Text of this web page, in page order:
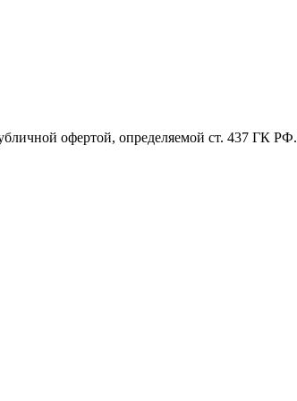
офертой, определяемой ст. 437 ГК РФ.